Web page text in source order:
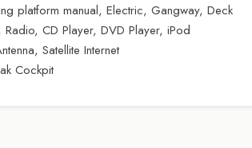
platform manual, Electric, Gangway, Deck
CD Player, DVD Player, iPod
Satellite Internet
Cockpit